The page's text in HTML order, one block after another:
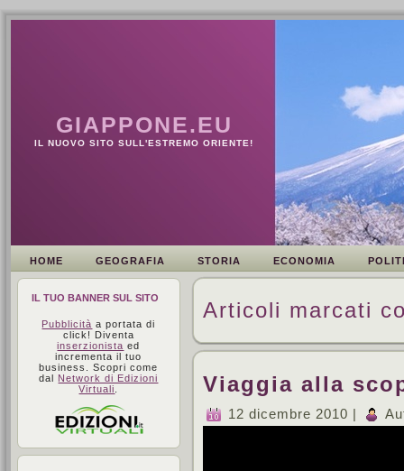
GIAPPONE.EU
IL NUOVO SITO SULL'ESTREMO ORIENTE!
HOME GEOGRAFIA STORIA ECONOMIA
IL TUO BANNER SUL SITO
Pubblicità a portata di
click! Diventa
inserzionista ed
incrementa il tuo
business. Scopri come
dal Network di Edizioni
Virtuali
Articoli marcati
Viaggia alla
12 dicembre 2010 |